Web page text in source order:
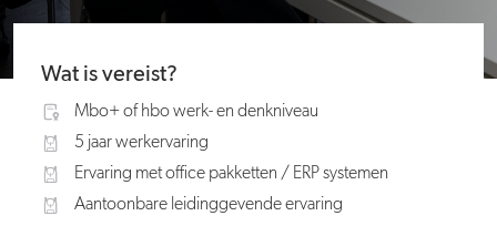
Wat is vereist?
Mbo+ of hbo werk- en denkniveau
5 jaar werkervaring
Ervaring met office pakketten / ERP systemen
Aantoonbare leidinggevende ervaring